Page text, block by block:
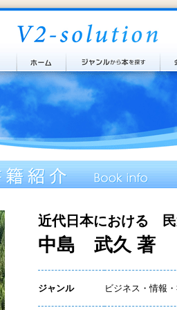
近代日本における 民
中島 武久 著
ジャンル ビジネス・情報